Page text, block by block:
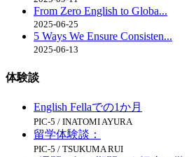
From Zero English to Globa...
2025-06-25
5 Ways We Ensure Consisten...
2025-06-13
体験談
English Fellaでの1か月
PIC-5 / INATOMI AYURA
留学体験談：
PIC-5 / TSUKUMA RUI